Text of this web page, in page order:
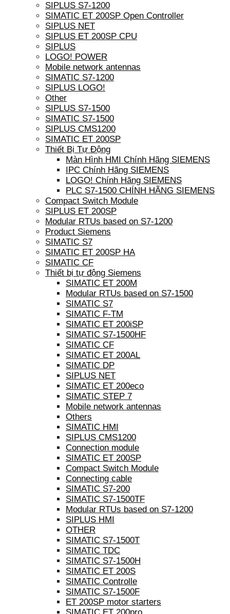
SIPLUS S7-1200
SIMATIC ET 200SP Open Controller
SIPLUS NET
SIPLUS ET 200SP CPU
SIPLUS
LOGO! POWER
Mobile network antennas
SIMATIC S7-1200
SIPLUS LOGO!
Other
SIPLUS S7-1500
SIMATIC S7-1500
SIPLUS CMS1200
SIMATIC ET 200SP
Thiết Bị Tự Động
Màn Hình HMI Chính Hãng SIEMENS
IPC Chính Hãng SIEMENS
LOGO! Chính Hãng SIEMENS
PLC S7-1500 CHÍNH HÃNG SIEMENS
Compact Switch Module
SIPLUS ET 200SP
Modular RTUs based on S7-1200
Product Siemens
SIMATIC S7
SIMATIC ET 200SP HA
SIMATIC CF
Thiết bị tự động Siemens
SIMATIC ET 200M
Modular RTUs based on S7-1500
SIMATIC S7
SIMATIC F-TM
SIMATIC ET 200iSP
SIMATIC S7-1500HF
SIMATIC CF
SIMATIC ET 200AL
SIMATIC DP
SIPLUS NET
SIMATIC ET 200eco
SIMATIC STEP 7
Mobile network antennas
Others
SIMATIC HMI
SIPLUS CMS1200
Connection module
SIMATIC ET 200SP
Compact Switch Module
Connecting cable
SIMATIC S7-200
SIMATIC S7-1500TF
Modular RTUs based on S7-1200
SIPLUS HMI
OTHER
SIMATIC S7-1500T
SIMATIC TDC
SIMATIC S7-1500H
SIMATIC ET 200S
SIMATIC Controlle
SIMATIC S7-1500F
ET 200SP motor starters